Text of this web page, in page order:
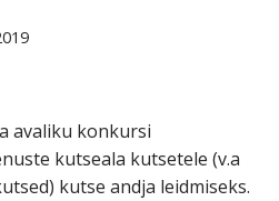
avaliku konkursi
kutseala kutsetele (v.a
kutse andja leidmiseks.